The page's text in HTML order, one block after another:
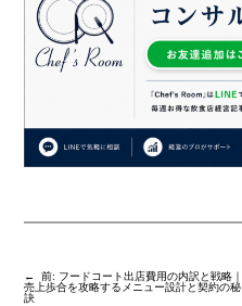
← 前: フードコート出店費用の内訳と戦略｜
売上歩合を攻略するメニュー設計と契約の秘
訣